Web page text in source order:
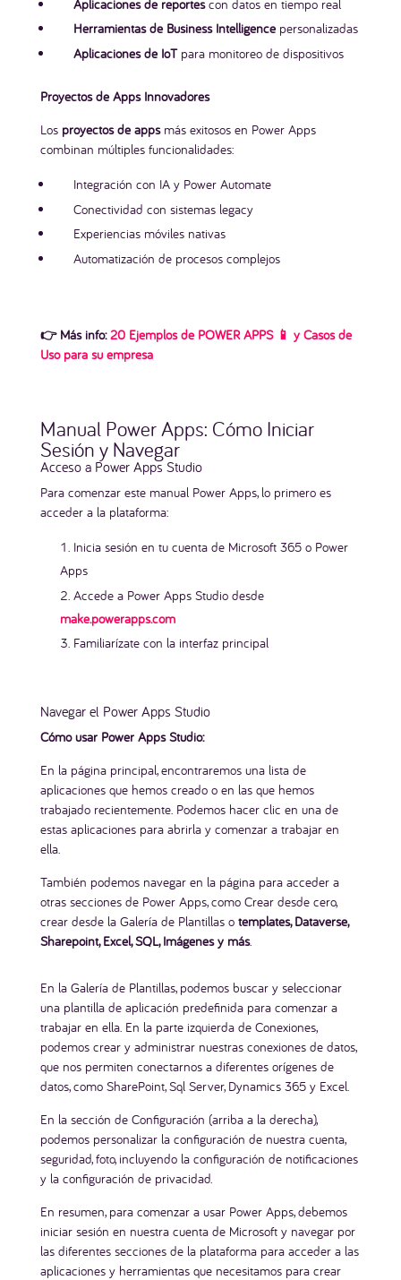
Aplicaciones de reportescon datos en tiempo real
Herramientas de Business Intelligence personalizadas
Aplicaciones de IoTpara monitoreo de dispositivos
Proyectos de Apps Innovadores
Los proyectos de appsmás exitosos en Power Apps
combinan múltiples funcionalidades:
Integración con IA y Power Automate
Conectividad con sistemas legacy
Experiencias móviles nativas
Automatización de procesos complejos
👉 Más info: 20 Ejemplos de POWER APPS 📱 y Casos de
Uso para su empresa
Manual Power Apps: Cómo Iniciar
Sesión y Navegar
Acceso a Power Apps Studio
Para comenzar este manual Power Apps, lo primero es
acceder a la plataforma:
Inicia sesión en tu cuenta de Microsoft 365 o Power
Apps
Accede a Power Apps Studio desde
make.powerapps.com
Familiarízate con la interfaz principal
Navegar el Power Apps Studio
Cómo usar Power Apps Studio:
En la página principal, encontraremos una lista de
aplicaciones que hemos creado o en las que hemos
trabajado recientemente. Podemos hacer clic en una de
estas aplicaciones para abrirla y comenzar a trabajar en
ella.
También podemos navegar en la página para acceder a
otras secciones de Power Apps, como Crear desde cero,
crear desde la Galería de Plantillas o templates, Dataverse,
Sharepoint, Excel, SQL, Imágenes y más.
En la Galería de Plantillas, podemos buscar y seleccionar
una plantilla de aplicación predefinida para comenzar a
trabajar en ella. En la parte izquierda de Conexiones,
podemos crear y administrar nuestras conexiones de datos,
que nos permiten conectarnos a diferentes orígenes de
datos, como SharePoint, Sql Server, Dynamics 365 y Excel.
En la sección de Configuración (arriba a la derecha),
podemos personalizar la configuración de nuestra cuenta,
seguridad, foto, incluyendo la configuración de notificaciones
y la configuración de privacidad.
En resumen, para comenzar a usar Power Apps, debemos
iniciar sesión en nuestra cuenta de Microsoft y navegar por
las diferentes secciones de la plataforma para acceder a las
aplicaciones y herramientas que necesitamos para crear